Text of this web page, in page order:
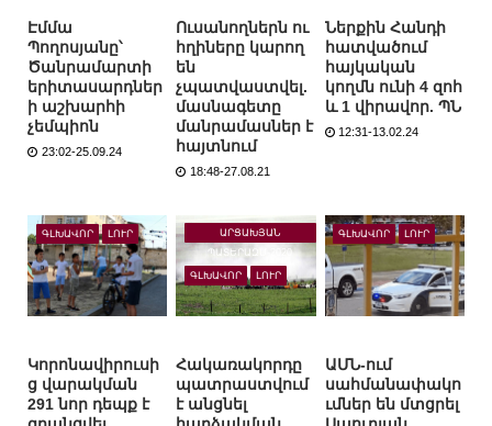
Էմմա
Պողոսյանը՝
Ծանրամարտի
երիտասարդներ
ի աշխարհի
չեմպիոն
23:02-25.09.24
Ուսանողներն ու
հղիները կարող
են
չպատվաստվել.
մասնագետը
մանրամասներ է
հայտնում
18:48-27.08.21
Ներքին Հանդի
հատվածում
հայկական
կողմն ունի 4 զոհ
և 1 վիրավոր. ՊՆ
12:31-13.02.24
ԳԼԽԱՎՈՐ ԼՈՒՐ
Կորոնավիրուսի
ց վարակման
291 նոր դեպք է
ԱՐՑԱԽՅԱՆ
ՊԱՏԵՐԱԶՄ-2020
ԳԼԽԱՎՈՐ ԼՈՒՐ
Հակառակորդը
պատրաստվում
է անցնել
ԳԼԽԱՎՈՐ ԼՈՒՐ
ԱՄՆ-ում
սահմանափակո
ւմներ են մտցրել